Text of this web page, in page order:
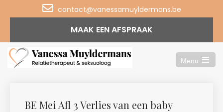
contact@vanessamuyldermans.be
MAAK EEN AFSPRAAK
Menu
Open
BE Mei Afl 3 Verlies van een baby